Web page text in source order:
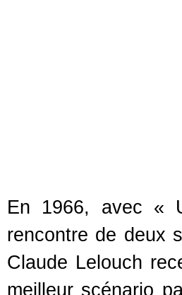
En 1966, avec «
rencontre de deux
Claude Lelouch
meilleur scénario